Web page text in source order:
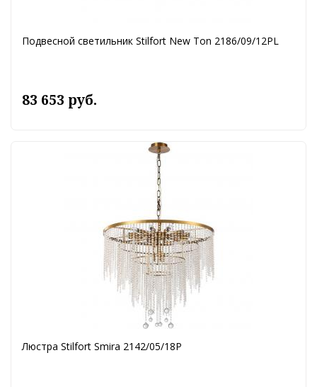
Подвесной светильник Stilfort New Ton 2186/09/12PL
83 653 руб.
Люстра Stilfort Smira 2142/05/18P